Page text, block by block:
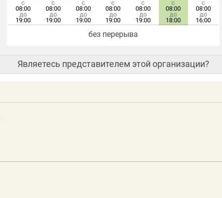
с
08:00
до
19:00
с
08:00
до
19:00
с
08:00
до
19:00
с
08:00
до
19:00
с
08:00
до
19:00
с
08:00
до
18:00
с
08:00
до
16:00
без перерыва
Являетесь представителем этой организации?